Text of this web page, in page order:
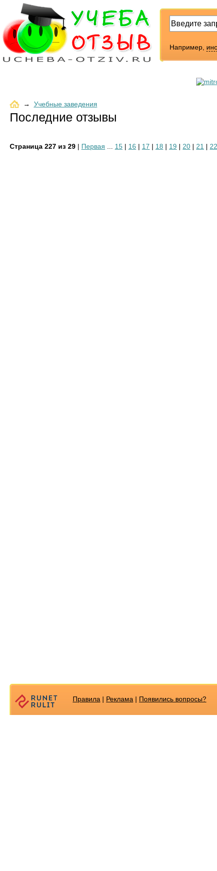
Например,
→ Учебные заведения
Последние отзывы
Страница 227 из 29 | Первая 15 | 16 | 17 | 18 | 19 | 20 | 21 | 22
Правила | Реклама | Появилиcь вопросы?